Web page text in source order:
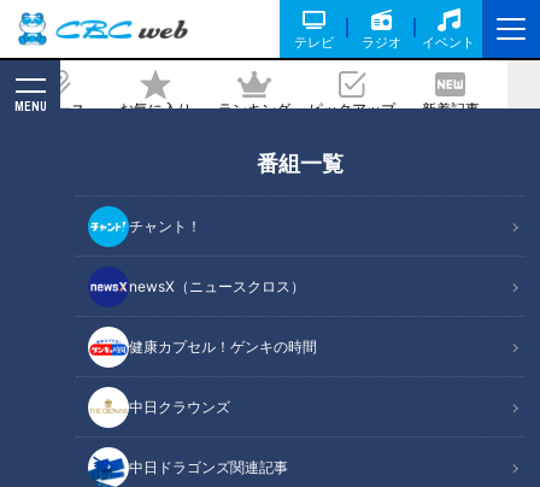
テレビ ラジオ イベント
ニュース お気に入り ランキング ピックアップ 新着記事
MENU
番組一覧
チャント！
newsX（ニュースクロス）
健康カプセル！ゲンキの時間
中日クラウンズ
中日ドラゴンズ関連記事
手・平田良介のぶっちゃけ評価は「ま
ぁ・・・、まぁまぁ」
記事に戻る